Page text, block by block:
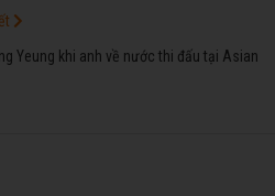
Yeung khi anh về nước thi đấu tại Asian